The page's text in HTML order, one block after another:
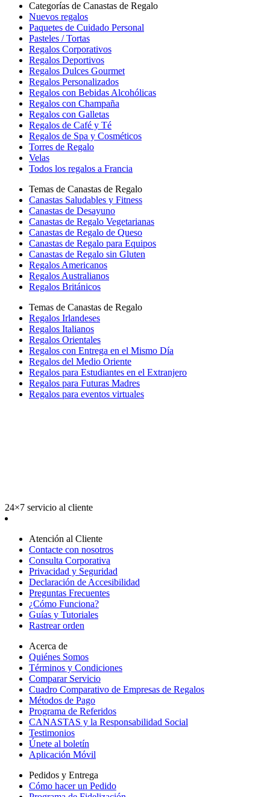
Categorías de Canastas de Regalo
Nuevos regalos
Paquetes de Cuidado Personal
Pasteles / Tortas
Regalos Corporativos
Regalos Deportivos
Regalos Dulces Gourmet
Regalos Personalizados
Regalos con Bebidas Alcohólicas
Regalos con Champaña
Regalos con Galletas
Regalos de Café y Té
Regalos de Spa y Cosméticos
Torres de Regalo
Velas
Todos los regalos a Francia
Temas de Canastas de Regalo
Canastas Saludables y Fitness
Canastas de Desayuno
Canastas de Regalo Vegetarianas
Canastas de Regalo de Queso
Canastas de Regalo para Equipos
Canastas de Regalo sin Gluten
Regalos Americanos
Regalos Australianos
Regalos Británicos
Temas de Canastas de Regalo
Regalos Irlandeses
Regalos Italianos
Regalos Orientales
Regalos con Entrega en el Mismo Día
Regalos del Medio Oriente
Regalos para Estudiantes en el Extranjero
Regalos para Futuras Madres
Regalos para eventos virtuales
24×7 servicio al cliente
Atención al Cliente
Contacte con nosotros
Consulta Corporativa
Privacidad y Seguridad
Declaración de Accesibilidad
Preguntas Frecuentes
¿Cómo Funciona?
Guías y Tutoriales
Rastrear orden
Acerca de
Quiénes Somos
Términos y Condiciones
Comparar Servicio
Cuadro Comparativo de Empresas de Regalos
Métodos de Pago
Programa de Referidos
CANASTAS y la Responsabilidad Social
Testimonios
Únete al boletín
Aplicación Móvil
Pedidos y Entrega
Cómo hacer un Pedido